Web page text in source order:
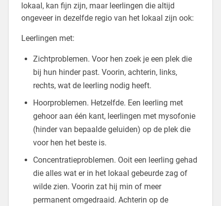
lokaal, kan fijn zijn, maar leerlingen die altijd
ongeveer in dezelfde regio van het lokaal zijn ook:
Leerlingen met:
Zichtproblemen. Voor hen zoek je een plek die
bij hun hinder past. Voorin, achterin, links,
rechts, wat de leerling nodig heeft.
Hoorproblemen. Hetzelfde. Een leerling met
gehoor aan één kant, leerlingen met mysofonie
(hinder van bepaalde geluiden) op de plek die
voor hen het beste is.
Concentratieproblemen. Ooit een leerling gehad
die alles wat er in het lokaal gebeurde zag of
wilde zien. Voorin zat hij min of meer
permanent omgedraaid. Achterin op de